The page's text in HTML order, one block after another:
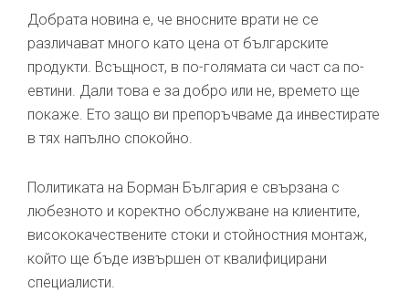
Добрата новина е, че вносните врати не се
различават много като цена от българските
продукти. Всъщност, в по-голямата си част са по-
евтини. Дали това е за добро или не, времето ще
покаже. Ето защо ви препоръчваме да инвестирате
в тях напълно спокойно.
Политиката на Борман България е свързана с
любезното и коректно обслужване на клиентите,
висококачествените стоки и стойностния монтаж,
който ще бъде извършен от квалифицирани
специалисти.